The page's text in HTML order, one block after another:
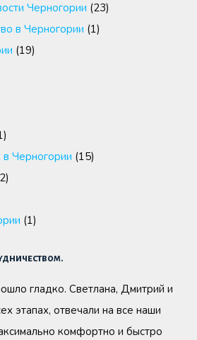
Черногории (23)
в Черногории (1)
(19)
Черногории (15)
(1)
гладко. Светлана, Дмитрий и
этапах, отвечали на все наши
комфортно и быстро